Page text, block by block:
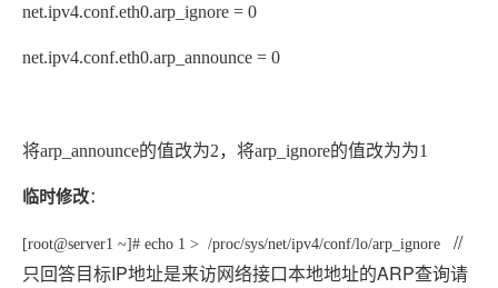
net.ipv4.conf.eth0.arp_ignore = 0
net.ipv4.conf.eth0.arp_announce = 0
将arp_announce的值改为2，将arp_ignore的值改为为1
临时修改：
[root@server1 ~]# echo 1 > /proc/sys/net/ipv4/conf/lo/arp_ignore //
只回答目标IP地址是来访网络接口本地地址的ARP查询请